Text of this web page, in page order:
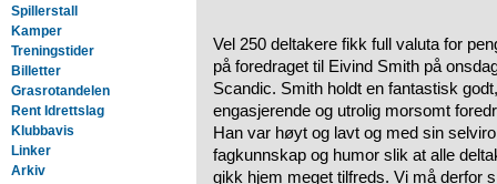
Spillerstall
Kamper
Treningstider
Billetter
Grasrotandelen
Rent Idrettslag
Klubbavis
Linker
Arkiv
Vel 250 deltakere fikk full valuta for
på foredraget til Eivind Smith på
Scandic. Smith holdt en fantastisk godt,
engasjerende og utrolig morsomt
Han var høyt og lavt og med sin
fagkunnskap og humor slik at alle
gikk hjem meget tilfreds. Vi må derfor